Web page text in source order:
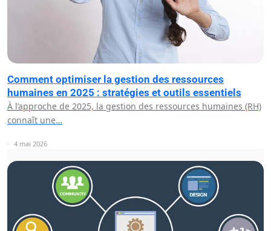
Comment optimiser la gestion des ressources
humaines en 2025 : stratégies et outils essentiels
À l’approche de 2025, la gestion des ressources humaines (RH)
connaît une…
4 mai 2026